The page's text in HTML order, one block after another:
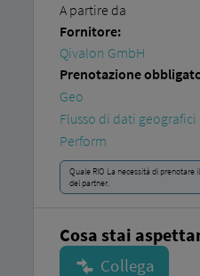
A partire da
Fornitore:
Qivalon GmbH
Prenotazione
Geo
Flusso di dati geografici
Perform
Quale RIO La necessità di prenotare
del partner.
Cosa stai